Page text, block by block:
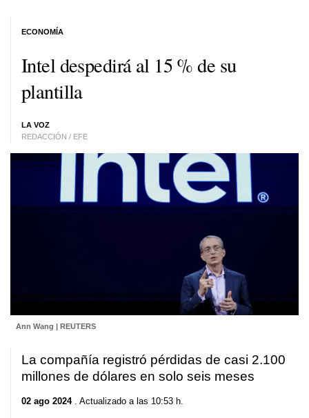
Intel despedirá al 15 % de su
plantilla
LA VOZ
REDACCIÓN / EFE
ECONOMÍA
Ann Wang | REUTERS
La compañía registró pérdidas de casi 2.100
millones de dólares en solo seis meses
02 ago 2024. Actualizado a las 10:53 h.